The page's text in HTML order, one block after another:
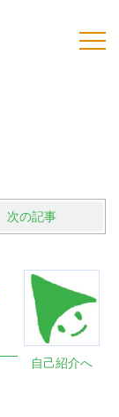
次の記事
自己紹介へ